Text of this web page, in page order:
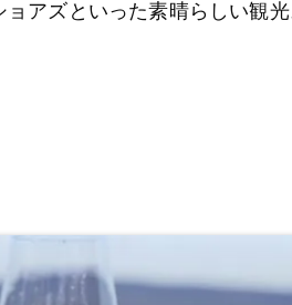
アズといった素晴らしい観